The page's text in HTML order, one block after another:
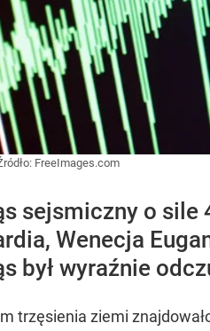
FreeImages.com
sejsmiczny o sile
Wenecja
był wyraźnie
trzęsienia ziemi